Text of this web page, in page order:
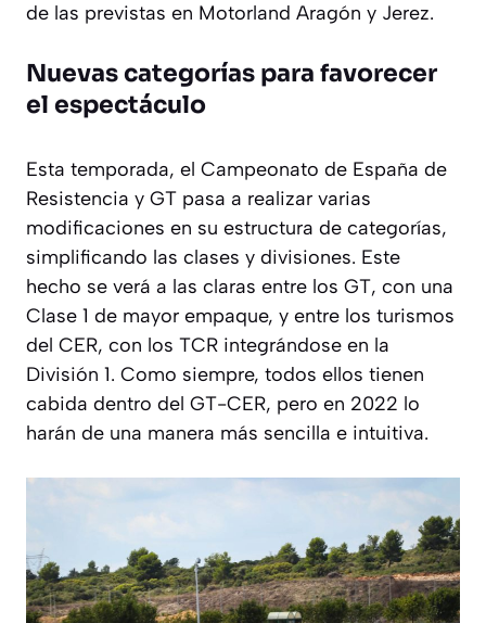
de las previstas en Motorland Aragón y Jerez.
Nuevas categorías para favorecer
el espectáculo
Esta temporada, el Campeonato de España de
Resistencia y GT pasa a realizar varias
modificaciones en su estructura de categorías,
simplificando las clases y divisiones. Este
hecho se verá a las claras entre los GT, con una
Clase 1 de mayor empaque, y entre los turismos
del CER, con los TCR integrándose en la
División 1. Como siempre, todos ellos tienen
cabida dentro del GT-CER, pero en 2022 lo
harán de una manera más sencilla e intuitiva.